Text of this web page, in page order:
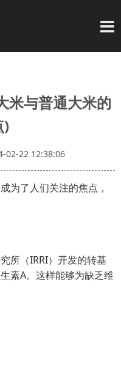
导
米与普通大米的
)
02-22 12:38:06
为了人们关注的焦点，
所（IRRI）开发的转基
素A。这样能够为缺乏维